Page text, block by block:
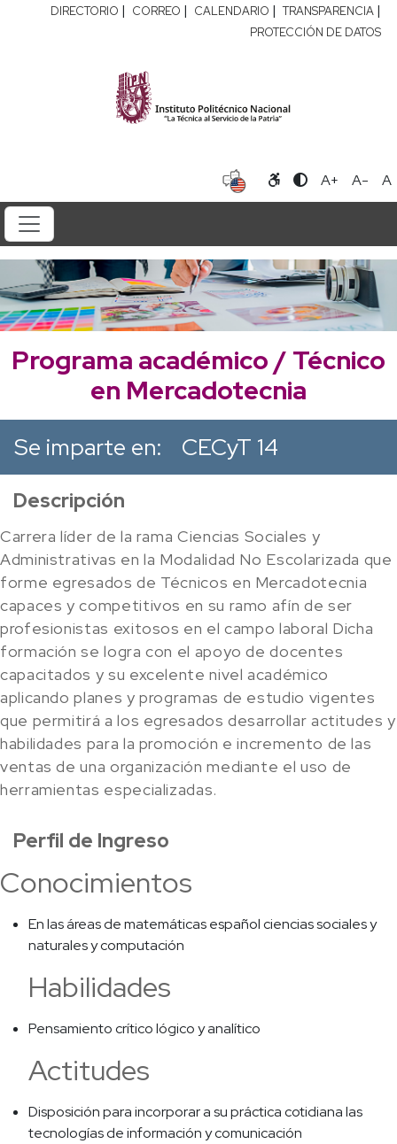
DIRECTORIO | CORREO | CALENDARIO | TRANSPARENCIA |
PROTECCIÓN DE DATOS
A+ A- A
Programa académico / Técnico
en Mercadotecnia
Se imparte en: CECyT 14
Descripción
Carrera líder de la rama Ciencias Sociales y
Administrativas en la Modalidad No Escolarizada que
forme egresados de Técnicos en Mercadotecnia
capaces y competitivos en su ramo afín de ser
profesionistas exitosos en el campo laboral Dicha
formación se logra con el apoyo de docentes
capacitados y su excelente nivel académico
aplicando planes y programas de estudio vigentes
que permitirá a los egresados desarrollar actitudes y
habilidades para la promoción e incremento de las
ventas de una organización mediante el uso de
herramientas especializadas.
Perfil de Ingreso
Conocimientos
En las áreas de matemáticas español ciencias sociales y
naturales y computación
Habilidades
Pensamiento crítico lógico y analítico
Actitudes
Disposición para incorporar a su práctica cotidiana las
tecnologías de información y comunicación